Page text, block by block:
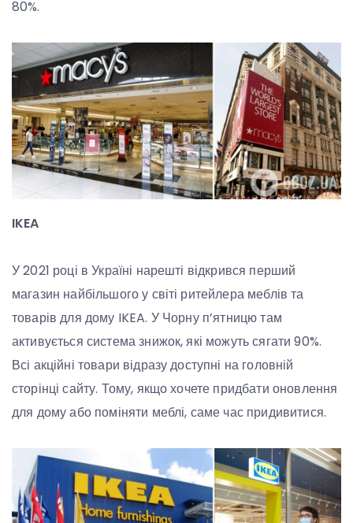
80%.
IKEA
У 2021 році в Україні нарешті відкрився перший
магазин найбільшого у світі ритейлера меблів та
товарів для дому IKEA. У Чорну п’ятницю там
активується система знижок, які можуть сягати 90%.
Всі акційні товари відразу доступні на головній
сторінці сайту. Тому, якщо хочете придбати оновлення
для дому або поміняти меблі, саме час придивитися.